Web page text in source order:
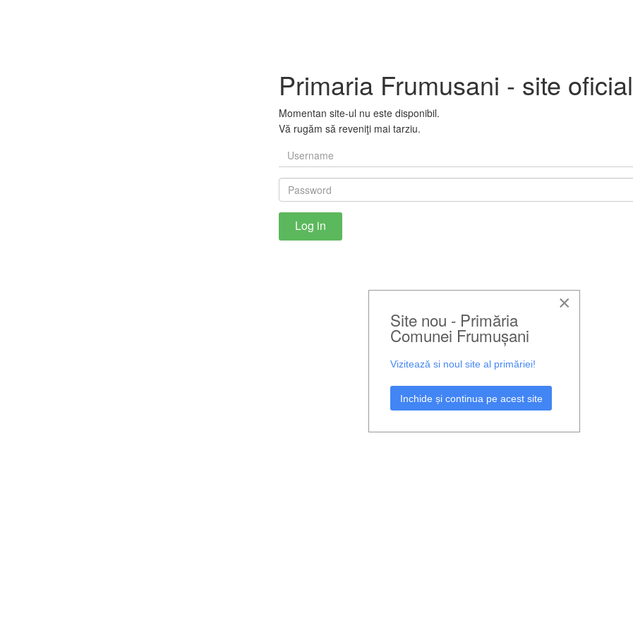
Primaria Frumusani - site oficial
Momentan site-ul nu este disponibil.
Vă rugăm să reveniţi mai tarziu.
×
Site nou - Primăria
Comunei Frumușani
Vizitează si noul site al primăriei!
Inchide și continua pe acest site